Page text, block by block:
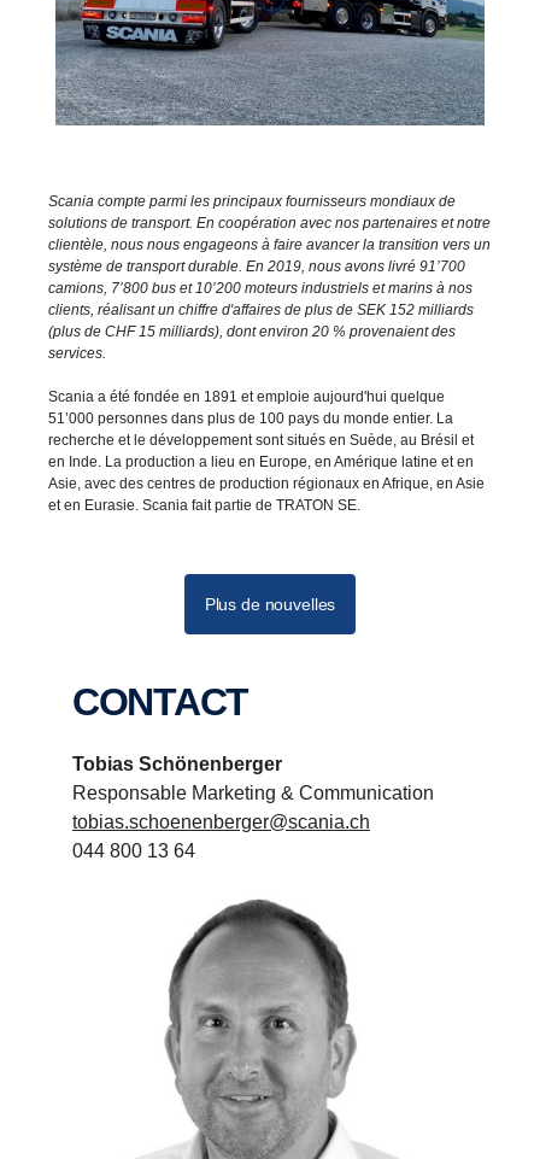
Scania compte parmi les principaux fournisseurs mondiaux de
solutions de transport. En coopération avec nos partenaires et notre
clientèle, nous nous engageons à faire avancer la transition vers un
système de transport durable. En 2019, nous avons livré 91’700
camions, 7’800 bus et 10’200 moteurs industriels et marins à nos
clients, réalisant un chiffre d'affaires de plus de SEK 152 milliards
(plus de CHF 15 milliards), dont environ 20 % provenaient des
services.
Scania a été fondée en 1891 et emploie aujourd'hui quelque
51’000 personnes dans plus de 100 pays du monde entier. La
recherche et le développement sont situés en Suède, au Brésil et
en Inde. La production a lieu en Europe, en Amérique latine et en
Asie, avec des centres de production régionaux en Afrique, en Asie
et en Eurasie. Scania fait partie de TRATON SE.
Plus de nouvelles
CONTACT
Tobias Schönenberger
Responsable Marketing & Communication
tobias.schoenenberger@scania.ch
044 800 13 64